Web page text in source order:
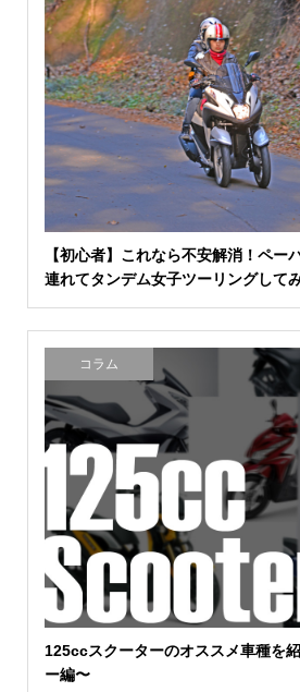
【初心者】これなら不安解消！ペー
連れてタンデム女子ツーリングして
コラム
125ccスクーターのオススメ車種を
ー編〜